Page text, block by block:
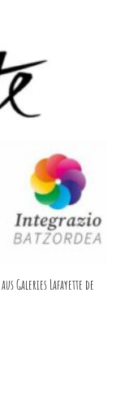
Galeries Lafayette de